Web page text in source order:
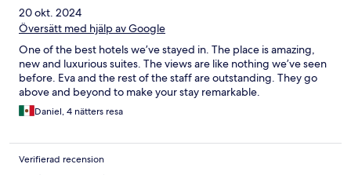
20 okt. 2024
Översätt med hjälp av Google
One of the best hotels we’ve stayed in. The place is amazing,
new and luxurious suites. The views are like nothing we’ve seen
before. Eva and the rest of the staff are outstanding. They go
above and beyond to make your stay remarkable.
Daniel, 4 nätters resa
Verifierad recension